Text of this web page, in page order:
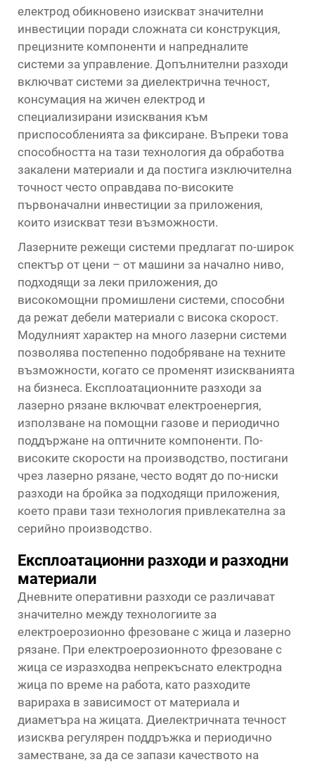
електрод обикновено изискват значителни
инвестиции поради сложната си конструкция,
прецизните компоненти и напредналите
системи за управление. Допълнителни разходи
включват системи за диелектрична течност,
консумация на жичен електрод и
специализирани изисквания към
приспособленията за фиксиране. Въпреки това
способността на тази технология да обработва
закалени материали и да постига изключителна
точност често оправдава по-високите
първоначални инвестиции за приложения,
които изискват тези възможности.
Лазерните режещи системи предлагат по-широк
спектър от цени – от машини за начално ниво,
подходящи за леки приложения, до
високомощни промишлени системи, способни
да режат дебели материали с висока скорост.
Модулният характер на много лазерни системи
позволява постепенно подобряване на техните
възможности, когато се променят изискванията
на бизнеса. Експлоатационните разходи за
лазерно рязане включват електроенергия,
използване на помощни газове и периодично
поддържане на оптичните компоненти. По-
високите скорости на производство, постигани
чрез лазерно рязане, често водят до по-ниски
разходи на бройка за подходящи приложения,
което прави тази технология привлекателна за
серийно производство.
Експлоатационни разходи и разходни
материали
Дневните оперативни разходи се различават
значително между технологиите за
електроерозионно фрезоване с жица и лазерно
рязане. При електроерозионното фрезоване с
жица се изразходва непрекъснато електродна
жица по време на работа, като разходите
варираха в зависимост от материала и
диаметъра на жицата. Диелектричната течност
изисква регулярен поддръжка и периодично
заместване, за да се запази качеството на